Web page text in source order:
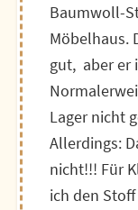
Baumwoll-
Möbelhaus.
gut, aber er
Lager nicht
Allerdings:
nicht!!! Für
ich den